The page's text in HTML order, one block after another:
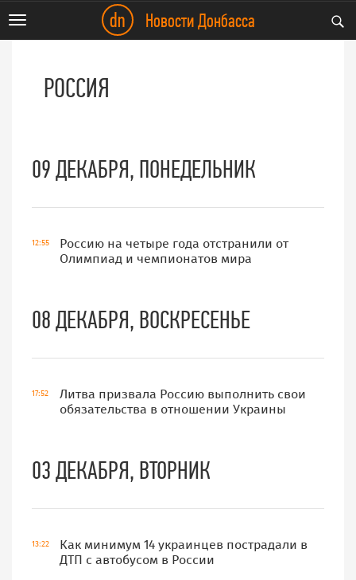
dn Новости Донбасса
РОССИЯ
09 ДЕКАБРЯ, ПОНЕДЕЛЬНИК
12:55
Россию на четыре года отстранили от
Олимпиад и чемпионатов мира
08 ДЕКАБРЯ, ВОСКРЕСЕНЬЕ
17:52
Литва призвала Россию выполнить свои
обязательства в отношении Украины
03 ДЕКАБРЯ, ВТОРНИК
13:22
Как минимум 14 украинцев пострадали в
ДТП с автобусом в России